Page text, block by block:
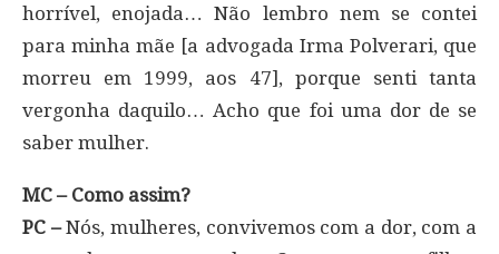
horrível, enojada… Não lembro nem se contei
para minha mãe [a advogada Irma Polverari, que
morreu em 1999, aos 47], porque senti tanta
vergonha daquilo… Acho que foi uma dor de se
saber mulher.
MC – Como assim?
PC –Nós, mulheres, convivemos com a dor, com a